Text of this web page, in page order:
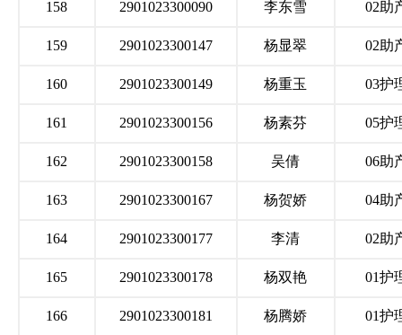
158 2901023300090 李东雪 02助
159 2901023300147 杨显翠 02助
160 2901023300149 杨重玉 03护
161 2901023300156 杨素芬 05护
162 2901023300158 吴倩 06助
163 2901023300167 杨贺娇 04助
164 2901023300177 李清 02助
165 2901023300178 杨双艳 01护
166 2901023300181 杨腾娇 01护